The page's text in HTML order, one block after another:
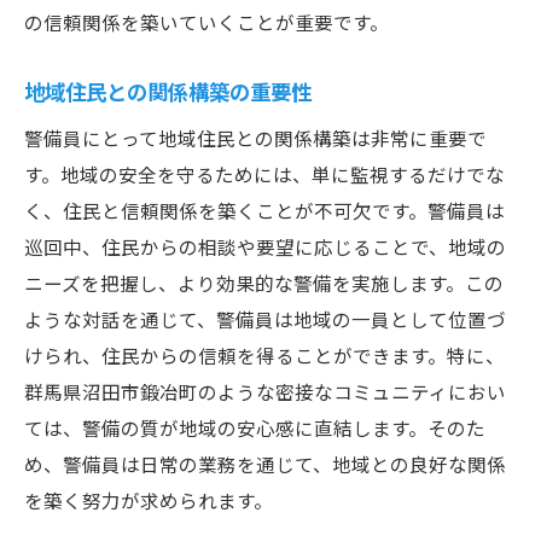
地域の歴史的建造物を守るために
警備員の日常業務と見えない努力
警備がもたらす街の安心と信頼の構築
住民の信頼を得るためのコミュニケーショ
ン
警備が地域社会に与える心理的効果
信頼関係を築くための警備員の心構え
継続的な治安改善に向けた取り組み
地域リーダーとしての警備員の役割
鍛冶町の安全管理における警備の重要性
地域の特性に適した安全対策
の信頼関係を築いていくことが重要です。
地域住民との関係構築の重要性
警備員にとって地域住民との関係構築は非常に重要で
す。地域の安全を守るためには、単に監視するだけでな
く、住民と信頼関係を築くことが不可欠です。警備員は
巡回中、住民からの相談や要望に応じることで、地域の
ニーズを把握し、より効果的な警備を実施します。この
ような対話を通じて、警備員は地域の一員として位置づ
けられ、住民からの信頼を得ることができます。特に、
群馬県沼田市鍛冶町のような密接なコミュニティにおい
ては、警備の質が地域の安心感に直結します。そのた
め、警備員は日常の業務を通じて、地域との良好な関係
を築く努力が求められます。